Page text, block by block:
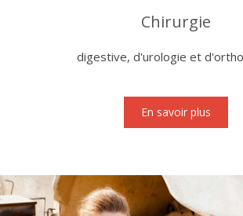
Chirurgie
digestive, d'urologie et
En savoir plus